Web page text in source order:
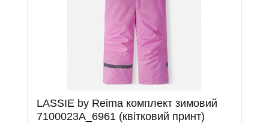
LASSIE by Reima комплект зимовий
7100023A_6961 (квітковий принт)